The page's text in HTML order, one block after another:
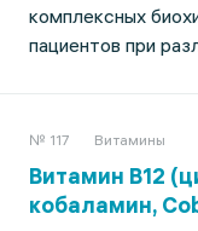
комплексных
пациентов при
№ 117 Витамины
Витамин B12
кобаламин,